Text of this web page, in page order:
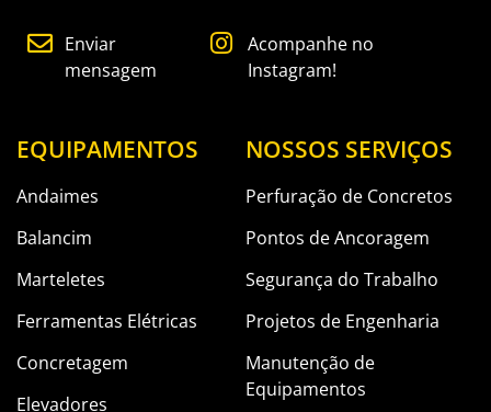
Enviar
mensagem
Acompanhe no
Instagram!
EQUIPAMENTOS
Andaimes
Balancim
Marteletes
Ferramentas Elétricas
Concretagem
Elevadores
NOSSOS SERVIÇOS
Perfuração de Concretos
Pontos de Ancoragem
Segurança do Trabalho
Projetos de Engenharia
Manutenção de
Equipamentos